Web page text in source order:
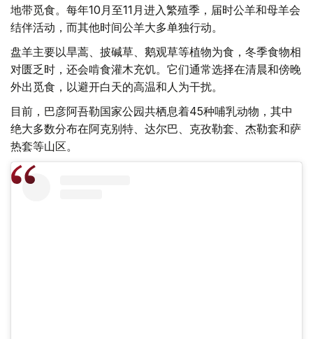
地带觅食。每年10月至11月进入繁殖季，届时公羊和母羊会
结伴活动，而其他时间公羊大多单独行动。
盘羊主要以旱蒿、披碱草、鹅观草等植物为食，冬季食物相
对匮乏时，还会啃食灌木充饥。它们通常选择在清晨和傍晚
外出觅食，以避开白天的高温和人为干扰。
目前，巴彦阿吾勒国家公园共栖息着45种哺乳动物，其中
绝大多数分布在阿克别特、达尔巴、克孜勒套、杰勒套和萨
热套等山区。